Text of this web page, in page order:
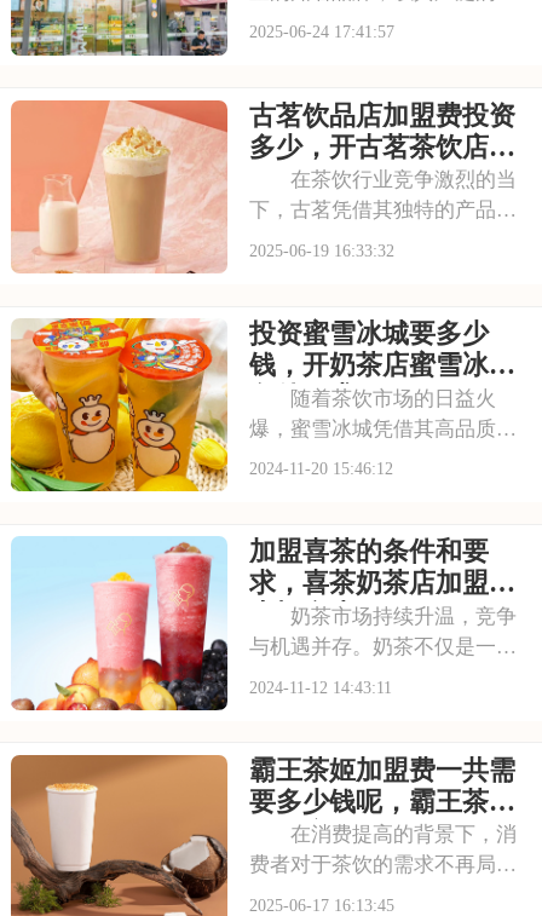
布和优质的服务，深受消费者
家都能满足你的需求。其丰富
多样的商品种类，从食品到日
用品，从文具到数码产
2025-06-24 17:41:57
古茗饮品店加盟费投资
多少，开古茗茶饮店加
盟费及加盟条件是什么
在茶饮行业竞争激烈的当
下，古茗凭借其独特的产品优
势和强大的品牌影响力脱颖而
境，让消费者在品尝美味饮品
的同时，也能享受一段美好的
休闲时光。其产品以高
2025-06-19 16:33:32
投资蜜雪冰城要多少
钱，开奶茶店蜜雪冰城
条件要求
随着茶饮市场的日益火
爆，蜜雪冰城凭借其高品质的
产品和亲民的价格，赢得了消
雪冰城的加盟费用和加盟条
件，是制定合理投资计划、规
避风险的前提。以下就是
2024-11-20 15:46:12
加盟喜茶的条件和要
求，喜茶奶茶店加盟费
大概多少
奶茶市场持续升温，竞争
与机遇并存。奶茶不仅是一种
饮品，更是一种文化和生活方
吸引了众多年轻消费者的目
光。品牌注重顾客体验，不断
推陈出新，满足消费者
2024-11-12 14:43:11
霸王茶姬加盟费一共需
要多少钱呢，霸王茶姬
饮品店加盟费明细一览
表
在消费提高的背景下，消
费者对于茶饮的需求不再局限
于简单的口味，更注重品质和
2025-06-17 16:13:45